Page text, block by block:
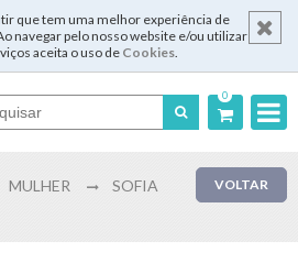
que tem uma melhor experiência de
navegar pelo nosso website e/ou utilizar
aceita o uso de Cookies.
0
VOLTAR
MULHER
SOFIA